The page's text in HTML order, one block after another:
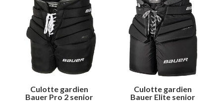
Culotte gardien
Bauer Pro 2 senior
Culotte gardien
Bauer Elite senior